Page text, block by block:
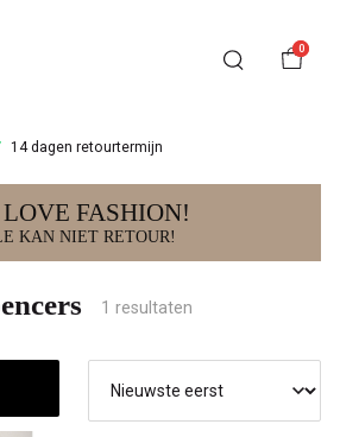
0
14 dagen retourtermijn
FASHION!
KAN NIET RETOUR!
1 resultaten